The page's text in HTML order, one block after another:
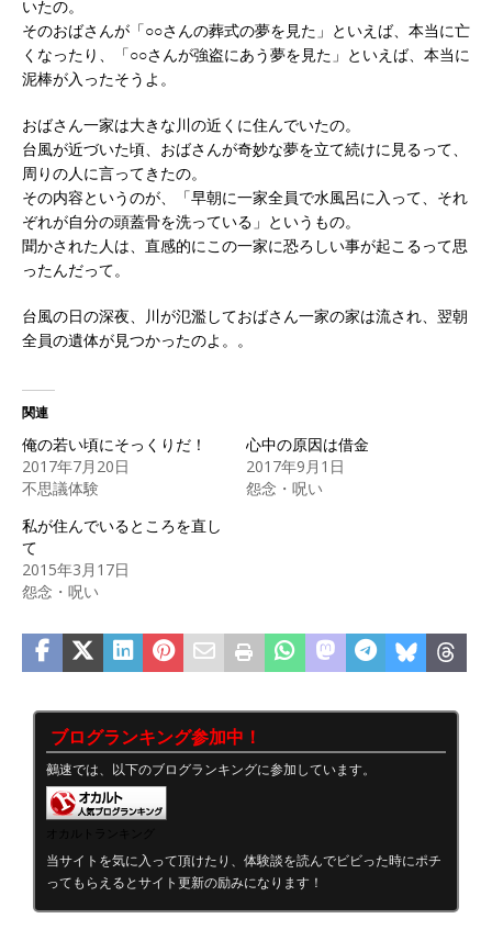
いたの。
そのおばさんが「○○さんの葬式の夢を見た」といえば、本当に亡
くなったり、「○○さんが強盗にあう夢を見た」といえば、本当に
泥棒が入ったそうよ。
おばさん一家は大きな川の近くに住んでいたの。
台風が近づいた頃、おばさんが奇妙な夢を立て続けに見るって、
周りの人に言ってきたの。
その内容というのが、「早朝に一家全員で水風呂に入って、それ
ぞれが自分の頭蓋骨を洗っている」というもの。
聞かされた人は、直感的にこの一家に恐ろしい事が起こるって思
ったんだって。
台風の日の深夜、川が氾濫しておばさん一家の家は流され、翌朝
全員の遺体が見つかったのよ。。
関連
俺の若い頃にそっくりだ！
2017年7月20日
不思議体験
心中の原因は借金
2017年9月1日
怨念・呪い
私が住んでいるところを直し
て
2015年3月17日
怨念・呪い
ブログランキング参加中！
鵺速では、以下のブログランキングに参加しています。
当サイトを気に入って頂けたり、体験談を読んでビビった時にポチ
ってもらえるとサイト更新の励みになります！